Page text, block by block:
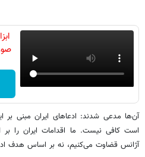
آن‌ها مدعی شدند: ادعاهای ایران مبنی بر
است کافی نیست. ما اقدامات ایران را
آژانس قضاوت می‌کنیم، نه بر اساس هدف